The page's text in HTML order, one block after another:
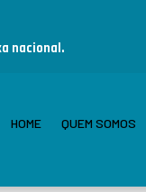
nacional.
HOME QUEM SOMOS